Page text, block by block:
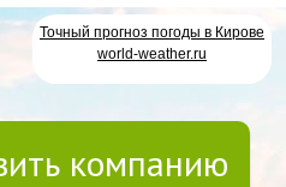
Точный прогноз погоды в Кирове
world-weather.ru
компанию